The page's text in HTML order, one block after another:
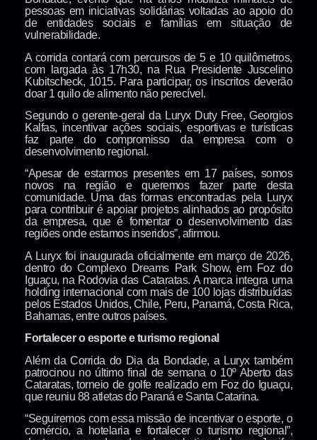
pessoas em iniciativas solidárias voltadas ao apoio do
de entidades sociais e famílias em situação de
vulnerabilidade.
A corrida contará com percursos de 5 e 10 quilômetros,
com largada às 17h30, na Rua Presidente Juscelino
Kubitscheck, 1015. Para participar, os inscritos deverão
doar 1 quilo de alimento não perecível.
Segundo o gerente-geral da Luryx Duty Free, Georgios
Kalfas, incentivar ações sociais, esportivas e turísticas
faz parte do compromisso da empresa com o
desenvolvimento regional.
“Apesar de estarmos presentes em 17 países, somos
novos na região e queremos fazer parte desta
comunidade. Uma das formas encontradas pela Luryx
para contribuir é apoiar projetos alinhados ao propósito
da empresa, que é fomentar o desenvolvimento das
regiões onde estamos inseridos”, afirmou.
A Luryx foi inaugurada oficialmente em março de 2026,
dentro do Complexo Dreams Park Show, em Foz do
Iguaçu, na Rodovia das Cataratas. A marca integra uma
holding internacional com mais de 100 lojas distribuídas
pelos Estados Unidos, Chile, Peru, Panamá, Costa Rica,
Bahamas, entre outros países.
Fortalecer o esporte e turismo regional
Além da Corrida do Dia da Bondade, a Luryx também
patrocinou no último final de semana o 10º Aberto das
Cataratas, torneio de golfe realizado em Foz do Iguaçu,
que reuniu 88 atletas do Paraná e Santa Catarina.
“Seguiremos com essa missão de incentivar o esporte, o
comércio, a hotelaria e fortalecer o turismo regional”,